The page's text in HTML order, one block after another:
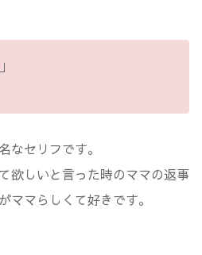
」
なセリフです。
欲しいと言った時のママの返事
ママらしくて好きです。